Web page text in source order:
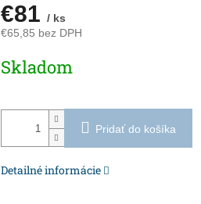
€81 / ks
€65,85 bez DPH
cena:
Skladom
Pridať do košíka
Detailné informácie